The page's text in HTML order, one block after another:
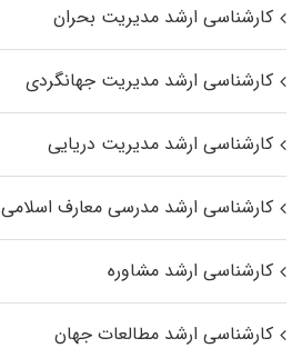
کارشناسی ارشد مدیریت بحران
کارشناسی ارشد مدیریت جهانگردی
کارشناسی ارشد مدیریت دریایی
کارشناسی ارشد مدرسی معارف اسلامی
کارشناسی ارشد مشاوره
کارشناسی ارشد مطالعات جهان